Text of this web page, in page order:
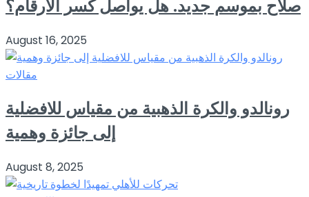
صلاح بموسم جديد. هل يواصل كسر الأرقام؟
August 16, 2025
مقالات
رونالدو والكرة الذهبية من مقياس للافضلية
إلى جائزة وهمية
August 8, 2025